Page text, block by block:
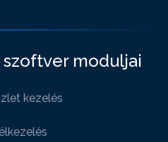
moduljai
kezelés